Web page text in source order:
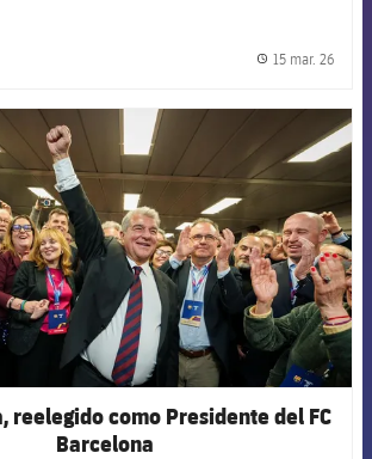
15 mar. 26
FCB Barcelona badge
reelegido como Presidente del FC
Barcelona